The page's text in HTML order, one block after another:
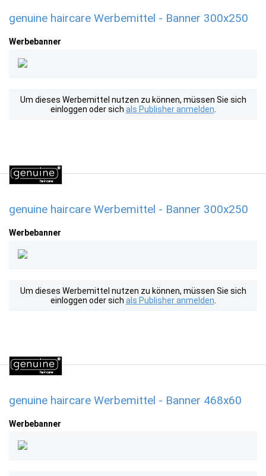
genuine haircare Werbemittel - Banner 300x250
Werbebanner
Um dieses Werbemittel nutzen zu können, müssen Sie sich
einloggen oder sich als Publisher anmelden
genuine haircare Werbemittel - Banner 300x250
Werbebanner
Um dieses Werbemittel nutzen zu können, müssen Sie sich
einloggen oder sich als Publisher anmelden
genuine haircare Werbemittel - Banner 468x60
Werbebanner